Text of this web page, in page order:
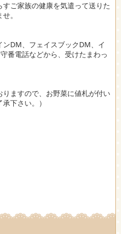
ご家族の健康を気遣って送りた
。
DM、フェイスブックDM、イ
番電話などから、受けたまわっ
りますので、お野菜に値札が付い
下さい。）